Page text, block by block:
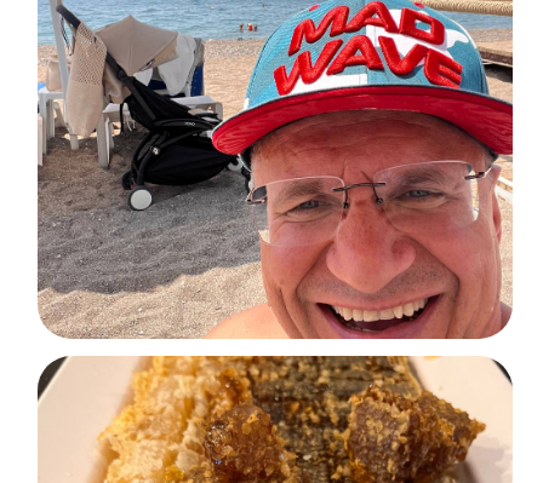
соц.сети и мессенджеры
нажмите для поиска в навигаторе
ООО «Параллель 60»
р/сч : 40702810000000095728
Банк ГПБ (АО), Москва
ИНН 7842439553 / КПП 781401001
к/с 30101810200000000823
ОГРН 1107847343856
ОКПО 67526763
Политика конфиденциальности
Публичная оферта